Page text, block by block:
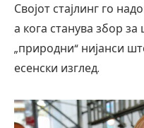
Својот стајлинг го
а кога станува збор
„природни“ нијанси
есенски изглед.